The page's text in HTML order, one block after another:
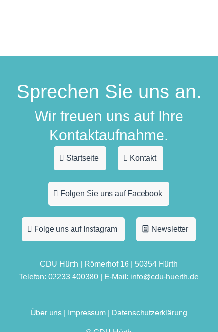
Sprechen Sie uns an.
Wir freuen uns auf Ihre
Kontaktaufnahme.
Startseite Kontakt
Folgen Sie uns auf Facebook
Folge uns auf Instagram Newsletter
CDU Hürth | Römerhof 16 | 50354 Hürth
Telefon: 02233 400380 | E-Mail: info@cdu-huerth.de
Über uns Impressum Datenschutzerklärung